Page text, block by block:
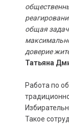
общая
доверие
Татьяна
Работа по
Такое